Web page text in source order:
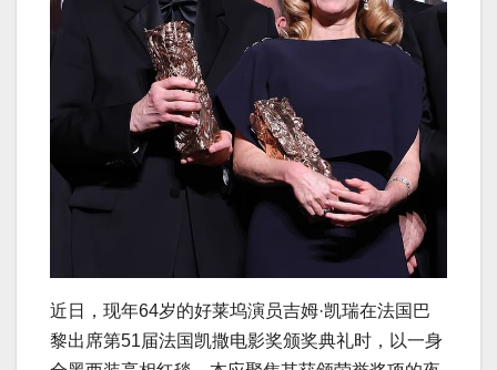
近日，现年64岁的好莱坞演员吉姆·凯瑞在法国巴
黎出席第51届法国凯撒电影奖颁奖典礼时，以一身